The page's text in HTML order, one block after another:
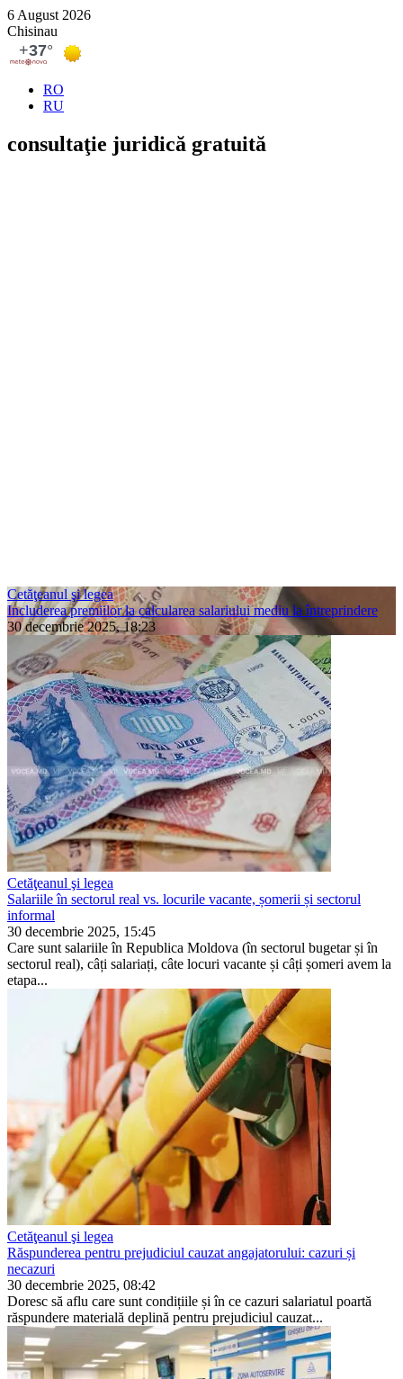
6 August 2026
Chisinau
RO
RU
consultaţie juridi­că gratuită
Cetăţeanul şi legea
Includerea premiilor la calcularea salariului mediu la întreprindere
30 decembrie 2025, 18:23
Cetăţeanul şi legea
Salariile în sectorul real vs. locurile vacante, șomerii și sectorul
informal
30 decembrie 2025, 15:45
Care sunt salariile în Republica Moldova (în sectorul bugetar și în
sectorul real), câți salariați, câte locuri va­cante și câți șomeri avem la
etapa...
Cetăţeanul şi legea
Răspunderea pentru prejudiciul cauzat angajatorului: cazuri și
necazuri
30 decembrie 2025, 08:42
Doresc să aflu care sunt condițiile și în ce cazuri salaria­tul poartă
răspundere materială deplină pentru prejudi­ciul cauzat...